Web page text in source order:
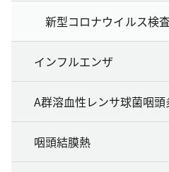
新型コロナウイルス検
インフルエンザ
A群溶血性レンサ球菌咽頭
咽頭結膜熱